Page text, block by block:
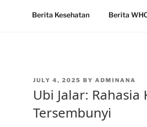
Berita Kesehatan Berita
POSTED
JULY 4, 2025 BY ADMINANA
Ubi Jalar:
Tersembunyi